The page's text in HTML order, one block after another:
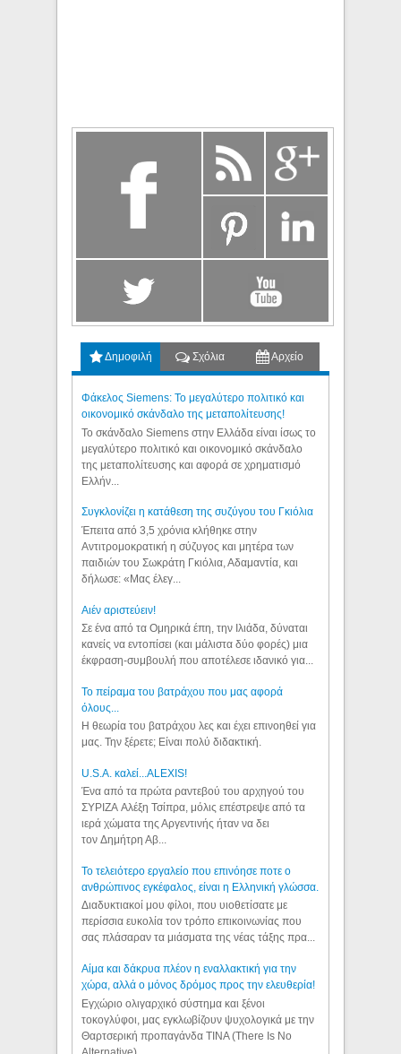
Δημοφιλή Σχόλια Αρχείο
Φάκελος Siemens: Το μεγαλύτερο πολιτικό και
οικονομικό σκάνδαλο της μεταπολίτευσης!
Το σκάνδαλο Siemens στην Ελλάδα είναι ίσως το
μεγαλύτερο πολιτικό και οικονομικό σκάνδαλο
της μεταπολίτευσης και αφορά σε χρηματισμό
Ελλήν...
Συγκλονίζει η κατάθεση της συζύγου του Γκιόλια
Έπειτα από 3,5 χρόνια κλήθηκε στην
Αντιτρομοκρατική η σύζυγος και μητέρα των
παιδιών του Σωκράτη Γκιόλια, Αδαμαντία, και
δήλωσε: «Μας έλεγ...
Aιέν αριστεύειν!
Σε ένα από τα Ομηρικά έπη, την Ιλιάδα, δύναται
κανείς να εντοπίσει (και μάλιστα δύο φορές) μια
έκφραση-συμβουλή που αποτέλεσε ιδανικό για...
Το πείραμα του βατράχου που μας αφορά
όλους...
Η θεωρία του βατράχου λες και έχει επινοηθεί για
μας. Την ξέρετε; Είναι πολύ διδακτική.
U.S.A. καλεί...ALEXIS!
Ένα από τα πρώτα ραντεβού του αρχηγού του
ΣΥΡΙΖΑ Αλέξη Τσίπρα, μόλις επέστρεψε από τα
ιερά χώματα της Αργεντινής ήταν να δει
τον Δημήτρη Αβ...
Το τελειότερο εργαλείο που επινόησε ποτε ο
ανθρώπινος εγκέφαλος, είναι η Ελληνική γλώσσα.
Διαδυκτιακοί μου φίλοι, που υιοθετίσατε με
περίσσια ευκολία τον τρόπο επικοινωνίας που
σας πλάσαραν τα μιάσματα της νέας τάξης πρα...
Αίμα και δάκρυα πλέον η εναλλακτική για την
χώρα, αλλά ο μόνος δρόμος προς την ελευθερία!
Εγχώριο ολιγαρχικό σύστημα και ξένοι
τοκογλύφοι, μας εγκλωβίζουν ψυχολογικά με την
Θαρτσερική προπαγάνδα TINA (There Is No